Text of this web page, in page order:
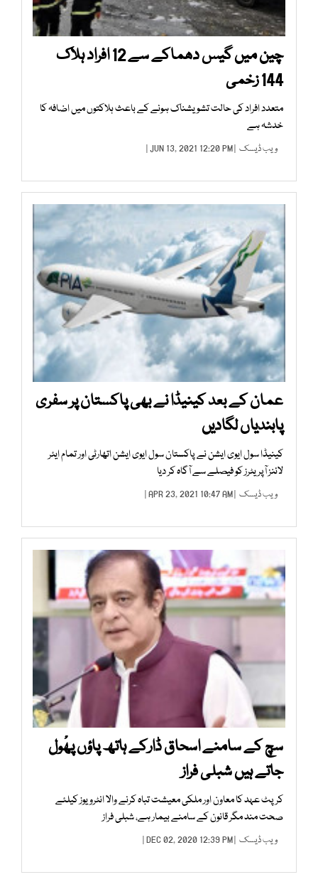
چین میں گیس دھماکے سے 12 افراد ہلاک
144 زخمی
متعدد افراد کی حالت تشویشناک ہونے کے باعث ہلاکتوں میں اضافہ کا
خدشہ ہے
ویب ڈیسک | JUN 13, 2021 12:20 PM |
عمان کے بعد کینیڈا نے بھی پاکستان پر سفری
پابندیاں لگادیں
کینیڈا سول ایوی ایشن نے پاکستان سول ایوی ایشن اتھارٹی اور تمام ایئر
لائنز آپریٹرز کو فیصلے سے آگاہ کر دیا
ویب ڈیسک | APR 23, 2021 10:47 AM |
سچ کے سامنے اسحاق ڈارکے ہاتھ پاؤں پھْول
جاتے ہیں شبلی فراز
کرپٹ عہد کا معاون اور ملکی معیشت تباہ کرنے والا انٹرویوز کیلئے
صحت مند مگر قانون کے سامنے بیمار ہے، شبلی فراز
ویب ڈیسک | DEC 02, 2020 12:39 PM |